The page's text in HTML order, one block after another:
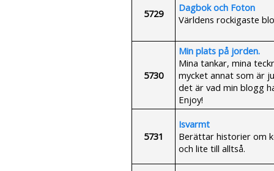
5729
Dagbok och Foton
Världens rockigaste
5730
Min plats på jorden.
Mina tankar, mina
mycket annat som är
det är vad min blogg
Enjoy!
5731
Isvarmt
Berättar historier om
och lite till alltså.